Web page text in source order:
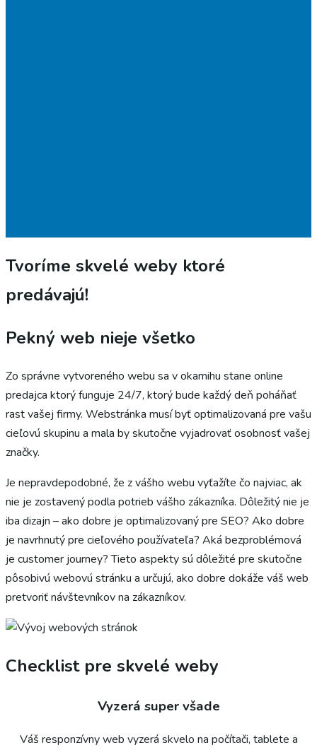
Tvoríme skvelé weby ktoré
predávajú!
Pekný web nieje všetko
Zo správne vytvoreného webu sa v okamihu stane online
predajca ktorý funguje 24/7, ktorý bude každý deň poháňať
rast vašej firmy. Webstránka musí byť optimalizovaná pre vašu
cieľovú skupinu a mala by skutočne vyjadrovať osobnosť vašej
značky.
Je nepravdepodobné, že z vášho webu vyťažíte čo najviac, ak
nie je zostavený podla potrieb vášho zákazníka. Dôležitý nie je
iba dizajn – ako dobre je optimalizovaný pre SEO? Ako dobre
je navrhnutý pre cieľového používateľa? Aká bezproblémová
je customer journey? Tieto aspekty sú dôležité pre skutočne
pôsobivú webovú stránku a určujú, ako dobre dokáže váš web
pretvoriť návštevníkov na zákazníkov.
Checklist pre skvelé weby
Vyzerá super všade
Váš responzívny web vyzerá skvelo na počítači, tablete a